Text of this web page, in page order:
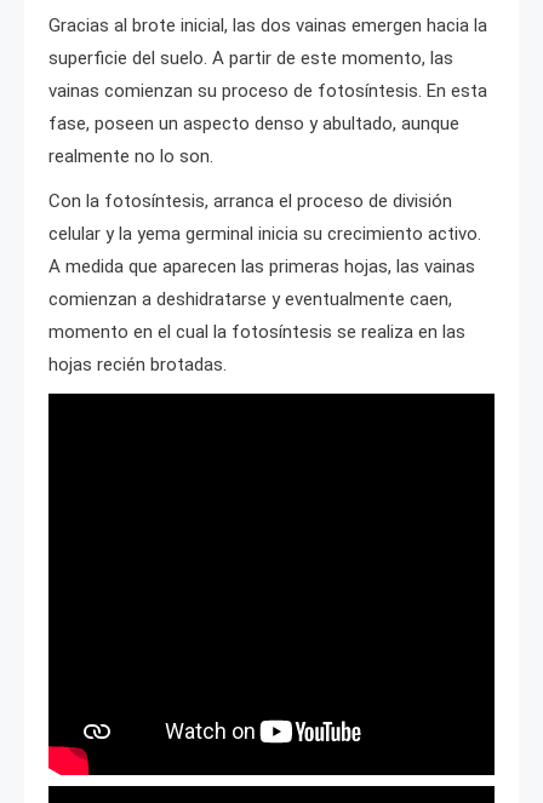
Gracias al brote inicial, las dos vainas emergen hacia la
superficie del suelo. A partir de este momento, las
vainas comienzan su proceso de fotosíntesis. En esta
fase, poseen un aspecto denso y abultado, aunque
realmente no lo son.
Con la fotosíntesis, arranca el proceso de división
celular y la yema germinal inicia su crecimiento activo.
A medida que aparecen las primeras hojas, las vainas
comienzan a deshidratarse y eventualmente caen,
momento en el cual la fotosíntesis se realiza en las
hojas recién brotadas.